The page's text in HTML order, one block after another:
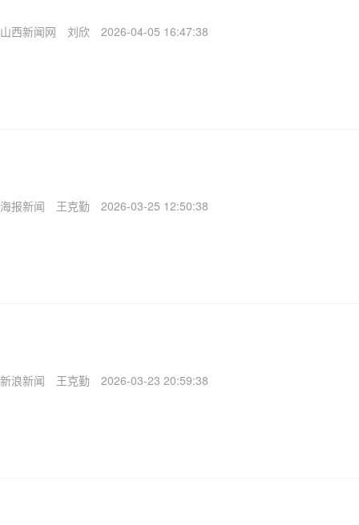
山西新闻网 刘欣 2026-04-05 16:47:38
海报新闻 王克勤 2026-03-25 12:50:38
新浪新闻 王克勤 2026-03-23 20:59:38